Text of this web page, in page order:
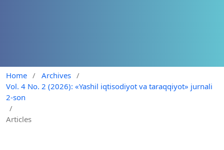
Home / Archives /
Vol. 4 No. 2 (2026): «Yashil iqtisodiyot va taraqqiyot» jurnali
2-son
/
Articles